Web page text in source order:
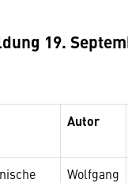
19.
Autor
Wolfgang